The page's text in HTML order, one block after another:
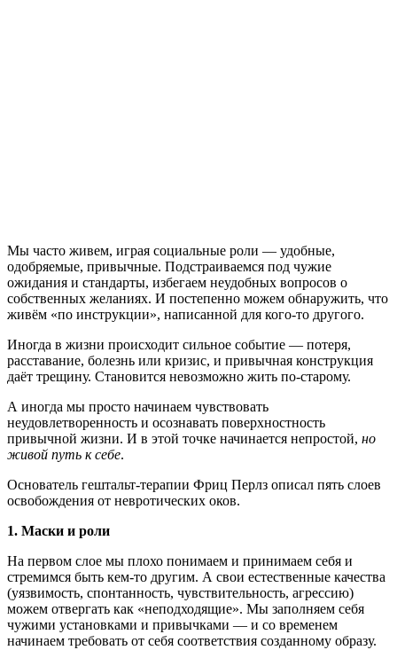
Мы часто живем, играя социальные роли — удобные,
одобряемые, привычные. Подстраиваемся под чужие
ожидания и стандарты, избегаем неудобных вопросов о
собственных желаниях. И постепенно можем обнаружить, что
живём «по инструкции», написанной для кого-то другого.
Иногда в жизни происходит сильное событие — потеря,
расставание, болезнь или кризис, и привычная конструкция
даёт трещину. Становится невозможно жить по-старому.
А иногда мы просто начинаем чувствовать
неудовлетворенность и осознавать поверхностность
привычной жизни. И в этой точке начинается непростой, но
живой путь к себе.
Основатель гештальт-терапии Фриц Перлз описал пять слоев
освобождения от невротических оков.
1. Маски и роли
На первом слое мы плохо понимаем и принимаем себя и
стремимся быть кем-то другим. А свои естественные качества
(уязвимость, спонтанность, чувствительность, агрессию)
можем отвергать как «неподходящие». Мы заполняем себя
чужими установками и привычками — и со временем
начинаем требовать от себя соответствия созданному образу.